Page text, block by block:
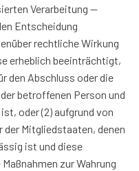
Verarbeitung —
Entscheidung
rechtliche Wirkung
erheblich beeinträchtigt,
den Abschluss oder die
betroffenen Person und
oder (2) aufgrund von
Mitgliedstaaten, denen
ist und diese
zur Wahrung